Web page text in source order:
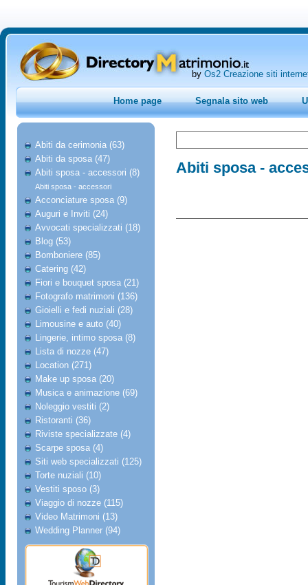
by Os2 Creazione siti
Home page Segnala sito web
Abiti da cerimonia (63)
Abiti da sposa (47)
Abiti sposa - accessori (8)
Abiti sposa - accessori
Acconciature sposa (9)
Auguri e Inviti (24)
Avvocati specializzati (18)
Blog (53)
Bomboniere (85)
Catering (42)
Fiori e bouquet sposa (21)
Fotografo matrimoni (136)
Gioielli e fedi nuziali (28)
Limousine e auto (40)
Lingerie, intimo sposa (8)
Lista di nozze (47)
Location (271)
Make up sposa (20)
Musica e animazione (69)
Noleggio vestiti (2)
Ristoranti (36)
Riviste specializzate (4)
Scarpe sposa (4)
Siti web specializzati (125)
Torte nuziali (10)
Vestiti sposo (3)
Viaggio di nozze (115)
Video Matrimoni (13)
Wedding Planner (94)
Abiti sposa -